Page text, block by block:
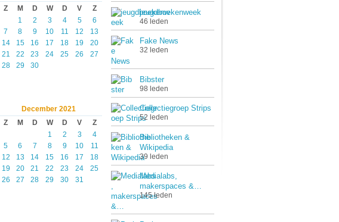
Z
M D W D V
Z
1
2 3 4 5
6
7
8 9 10 11 12
13
14
15 16 17 18 19
20
21
22 23 24 25 26
27
28
29 30
December 2021
Z
M D W D V
Z
1
2 3
4
5
6 7 8 9 10
11
12
13 14 15 16 17
18
19
20 21 22 23 24
25
26
27 28 29 30 31
jeugdboekenweek
46 leden
Fake News
32 leden
Bibster
98 leden
Collectiegroep Strips
52 leden
Bibliotheken &
Wikipedia
39 leden
Medialabs,
makerspaces &…
145 leden